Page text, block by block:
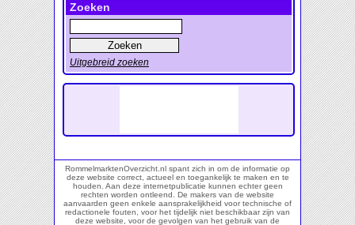
Zoeken
Uitgebreid zoeken
RommelmarktenOverzicht.nl spant zich in om de informatie op
deze website correct, actueel en toegankelijk te maken en te
houden. Aan deze internetpublicatie kunnen echter geen
rechten worden ontleend. De makers van de website
aanvaarden geen enkele aansprakelijkheid voor technische of
redactionele fouten, voor het tijdelijk niet beschikbaar zijn van
deze website, voor de gevolgen van het gebruik van de